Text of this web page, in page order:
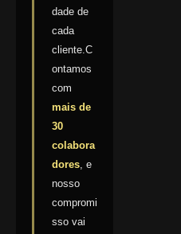
dade de
cada
cliente.C
ontamos
com
mais de
30
colabora
dores, e
nosso
compromi
sso vai